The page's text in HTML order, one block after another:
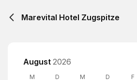
Marevital Hotel Zugspitze
August 2026
M D M D F